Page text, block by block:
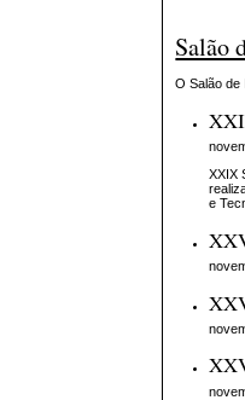
Salão
O Salão de
XXIX
e